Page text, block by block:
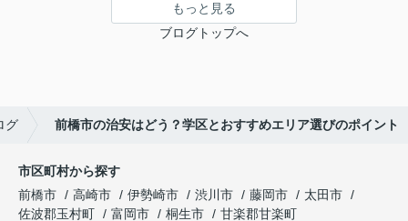
もっと見る
ブログトップへ
グ 前橋市の治安はどう？学区とおすすめエリア選びのポイント
市区町村から探す
前橋市
高崎市 伊勢崎市 渋川市 藤岡市
太田市
佐波郡玉村町
富岡市 桐生市
甘楽郡甘楽町